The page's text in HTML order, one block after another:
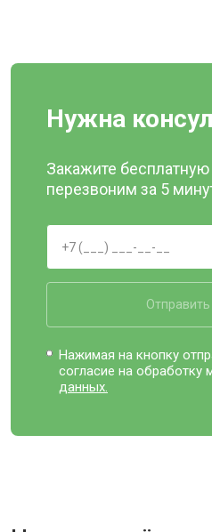
Нужна
Закажите
перезвоним за 5
Отправить
Нажимая на кнопку
согласие на обработку
данных.